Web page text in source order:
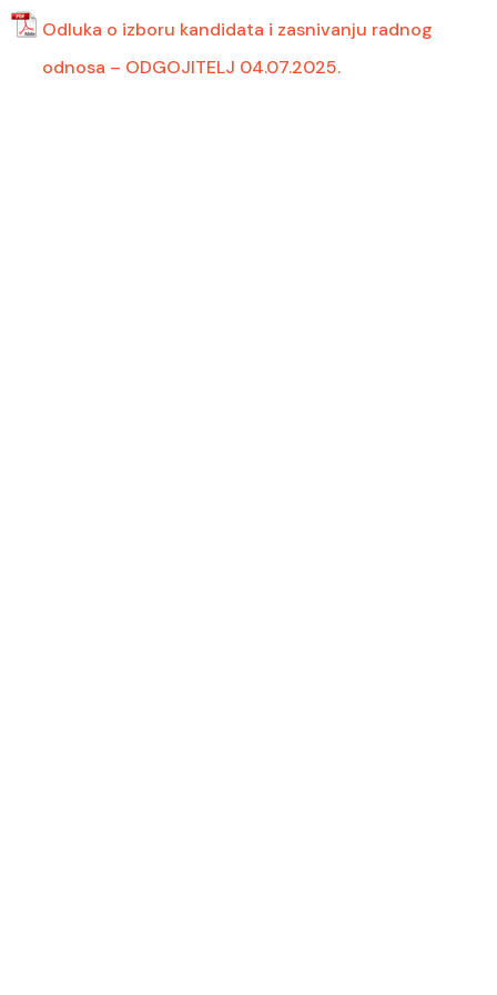
Odluka o izboru kandidata i zasnivanju radnog
odnosa – ODGOJITELJ 04.07.2025.